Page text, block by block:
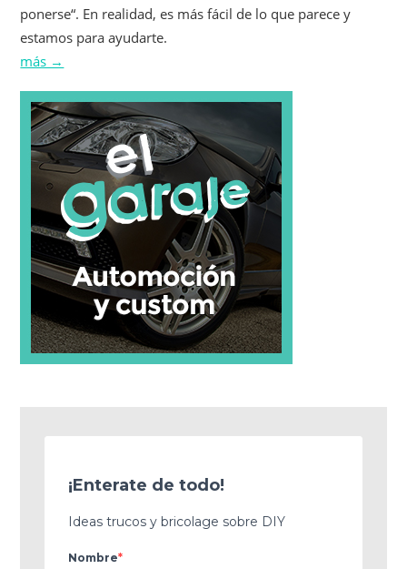
ponerse“. En realidad, es más fácil de lo que parece y
estamos para ayudarte.
más →
¡Enterate de todo!
Ideas trucos y bricolage sobre DIY
Nombre